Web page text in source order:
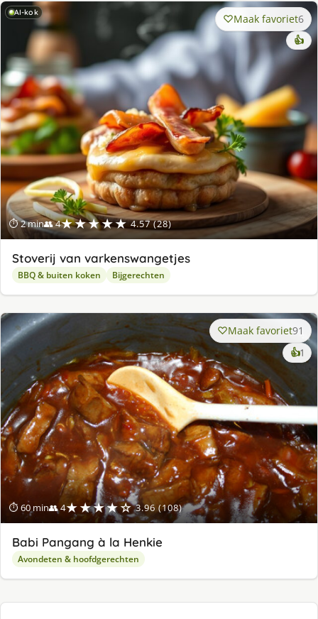
AI-kok
⏱ 2 min👥 4★★★★★ 4.57 (28)
Maak favoriet6
👍
Stoverij van varkenswangetjes
BBQ & buiten koken Bijgerechten
⏱ 60 min👥 4★★★★☆ 3.96 (108)
Maak favoriet91
👍1
Babi Pangang à la Henkie
Avondeten & hoofdgerechten